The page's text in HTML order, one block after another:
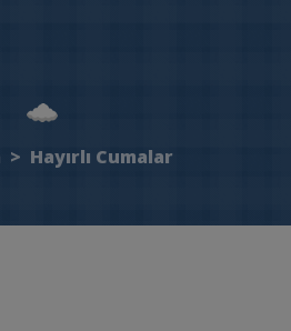
> Hayırlı Cumalar